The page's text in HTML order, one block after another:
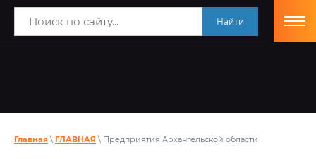
Найти
Главная \ ГЛАВНАЯ \ Предприятия Архангельской области